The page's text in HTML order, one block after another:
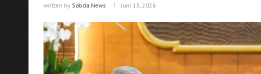
written by Sabda News Juni 13, 2026